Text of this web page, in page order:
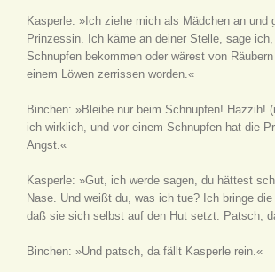
Kasperle: »Ich ziehe mich als Mädchen an und
Prinzessin. Ich käme an deiner Stelle, sage
Schnupfen bekommen oder wärest von
einem Löwen zerrissen worden.«
Binchen: »Bleibe nur beim Schnupfen! Hazzih!
ich wirklich, und vor einem Schnupfen hat die
Angst.«
Kasperle: »Gut, ich werde sagen, du hättest
Nase. Und weißt du, was ich tue? Ich bringe
daß sie sich selbst auf den Hut setzt. Patsch,
Binchen: »Und patsch, da fällt Kasperle rein.«